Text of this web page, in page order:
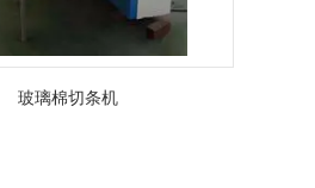
玻璃棉切条机